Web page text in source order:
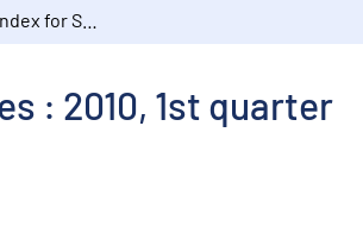
: 2010, 1st quarter